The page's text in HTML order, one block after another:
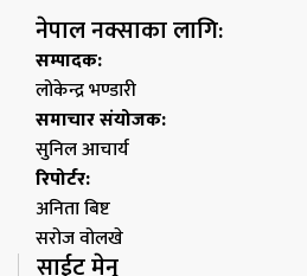
नेपाल नक्साका लागि:
सम्पादक:
लोकेन्द्र भण्डारी
समाचार संयोजक:
सुनिल आचार्य
रिपोर्टर:
अनिता बिष्ट
सरोज वोलखे
साईट मेनु